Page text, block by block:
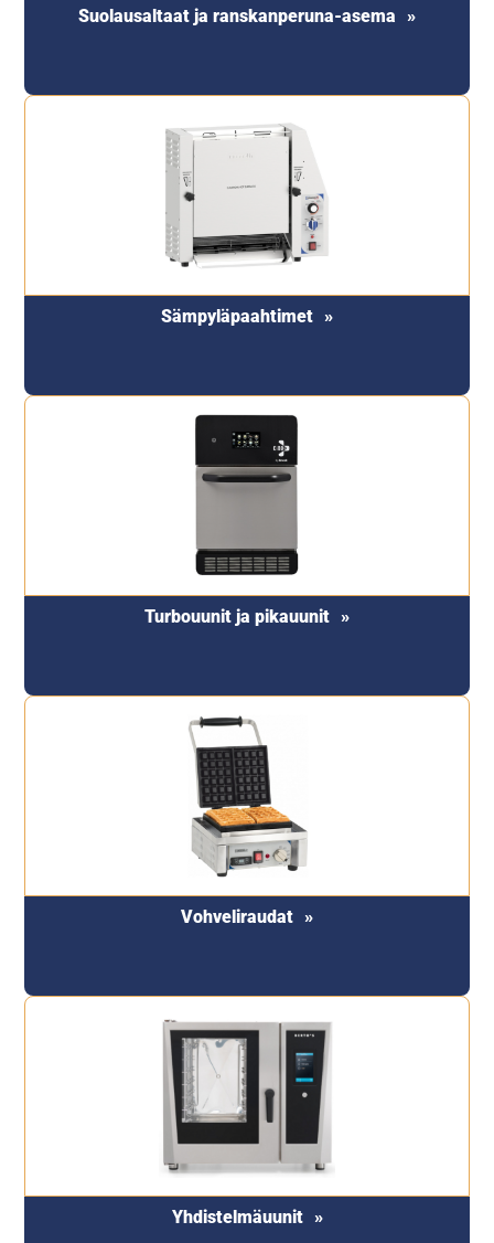
Suolausaltaat ja ranskanperuna-asema
Sämpyläpaahtimet
Turbouunit ja pikauunit
Vohveliraudat
Yhdistelmäuunit